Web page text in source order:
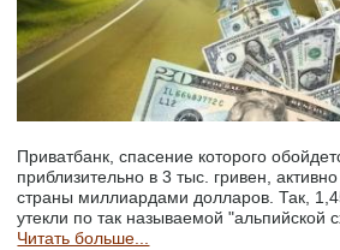
Приватбанк, спасение которого
приблизительно в 3 тыс. гривен,
страны миллиардами долларов. Так,
утекли по так называемой "альпийской
Читать больше...